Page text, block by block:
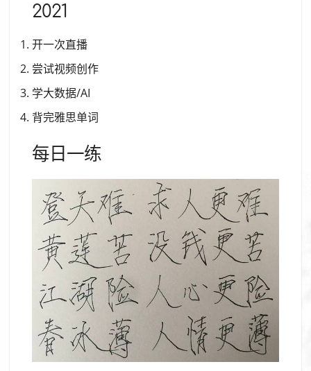
2021
开一次直播
尝试视频创作
学大数据/AI
背完雅思单词
每日一练